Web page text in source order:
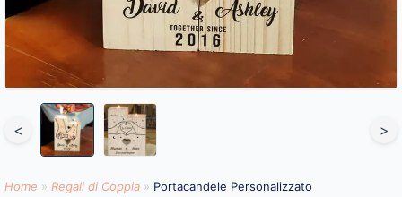
< >
Home » Regali di Coppia » Portacandele Personalizzato